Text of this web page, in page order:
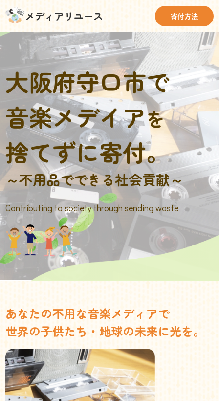
メディアリユース 寄付方法
大阪府守口市で
音楽メデイアを
捨てずに寄付。
～不用品でできる社会貢献～
Contributing to society through sending waste
あなたの不用な音楽メディアで
世界の子供たち・地球の未来に光を。